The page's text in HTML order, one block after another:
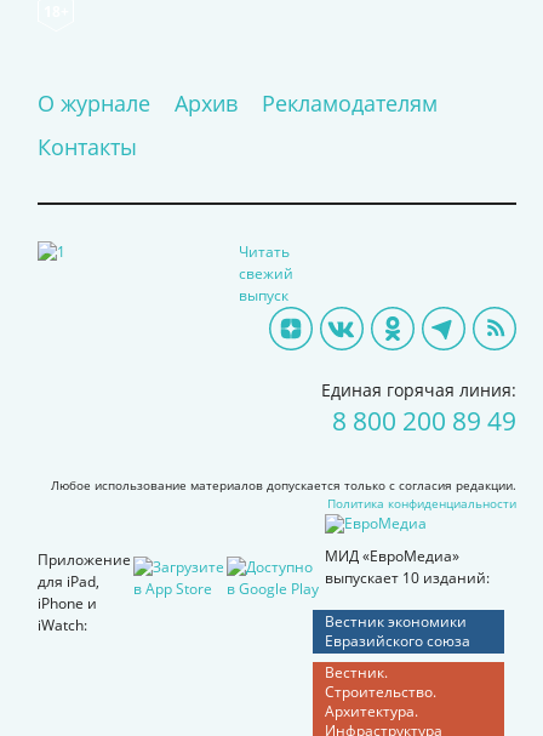
О журнале Архив
Рекламодателям
Контакты
МИД «ЕвроМедиа»
выпускает 10 изданий:
Вестник экономики
Евразийского союза
Вестник.
Строительство.
Архитектура.
Инфраструктура
Читать
свежий
выпуск
Приложение
для iPad,
iPhone и
iWatch:
Единая горячая линия:
8 800 200 89 49
Любое использование материалов допускается только с согласия редакции.
Политика конфиденциальности